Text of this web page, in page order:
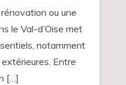
d’Oise
:
focus
sur
ou une
le Val-d’Oise met
notamment
Entre
[…]